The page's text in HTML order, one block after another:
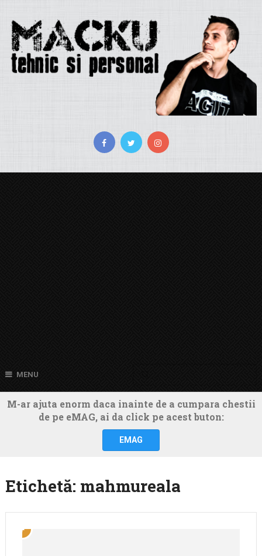
MENU
M-ar ajuta enorm daca inainte de a cumpara chestii
de pe eMAG, ai da click pe acest buton:
EMAG
Etichetă: mahmureala